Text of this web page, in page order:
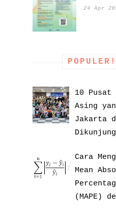
24 Apr
10 Pusat
Asing
Jakarta
Cara
Mean
(MAPE)